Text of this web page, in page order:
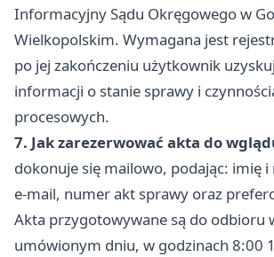
Informacyjny Sądu Okręgowego w
Wielkopolskim. Wymagana jest
po jej zakończeniu użytkownik
informacji o stanie sprawy i
procesowych.
7. Jak zarezerwować akta do
dokonuje się mailowo, podając: imię i
e-mail, numer akt sprawy oraz
Akta przygotowywane są do odbioru
umówionym dniu, w godzinach 8:00